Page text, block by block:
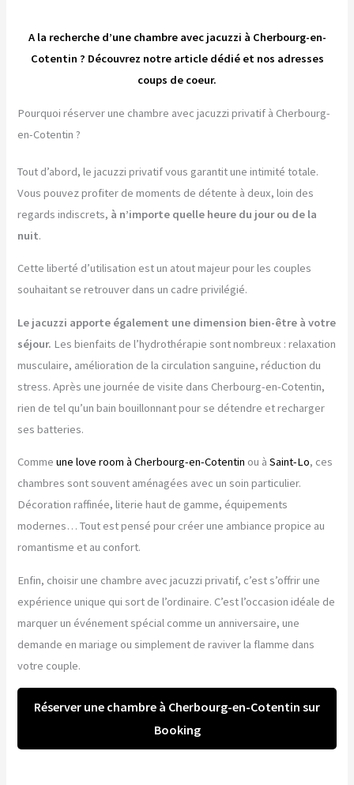
A la recherche d’une chambre avec jacuzzi à Cherbourg-en-
Cotentin ? Découvrez notre article dédié et nos adresses
coups de coeur.
Pourquoi réserver une chambre avec jacuzzi privatif à Cherbourg-
en-Cotentin ?
Tout d’abord, le jacuzzi privatif vous garantit une intimité totale.
Vous pouvez profiter de moments de détente à deux, loin des
regards indiscrets, à n’importe quelle heure du jour ou de la
nuit.
Cette liberté d’utilisation est un atout majeur pour les couples
souhaitant se retrouver dans un cadre privilégié.
Le jacuzzi apporte également une dimension bien-être à votre
séjour. Les bienfaits de l’hydrothérapie sont nombreux : relaxation
musculaire, amélioration de la circulation sanguine, réduction du
stress. Après une journée de visite dans Cherbourg-en-Cotentin,
rien de tel qu’un bain bouillonnant pour se détendre et recharger
ses batteries.
Comme une love room à Cherbourg-en-Cotentin ou àSaint-Lo, ces
chambres sont souvent aménagées avec un soin particulier.
Décoration raffinée, literie haut de gamme, équipements
modernes… Tout est pensé pour créer une ambiance propice au
romantisme et au confort.
Enfin, choisir une chambre avec jacuzzi privatif, c’est s’offrir une
expérience unique qui sort de l’ordinaire. C’est l’occasion idéale de
marquer un événement spécial comme un anniversaire, une
demande en mariage ou simplement de raviver la flamme dans
votre couple.
Réserver une chambre à Cherbourg-en-Cotentin sur
Booking